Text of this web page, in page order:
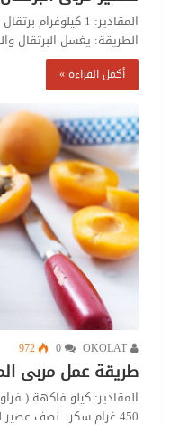
الطريقة: يغسل البرتقال
أكمل القراءة »
972
طريقة عمل مربى
المقادير: كيلو فاكهة (
450 غرام سكر. نصف عصير ليمونة. قشرة ليمونة. الطريقة: يغسل…